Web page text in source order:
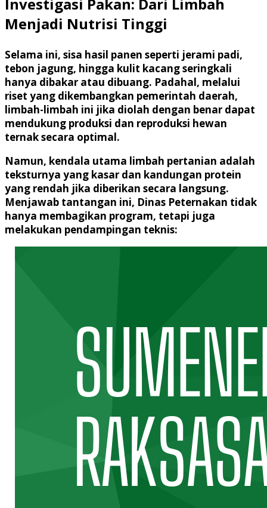
Menjadi Nutrisi Tinggi
Selama ini, sisa hasil panen seperti jerami padi,
tebon jagung, hingga kulit kacang seringkali
hanya dibakar atau dibuang. Padahal, melalui
riset yang dikembangkan pemerintah daerah,
limbah-limbah ini jika diolah dengan benar dapat
mendukung produksi dan reproduksi hewan
ternak secara optimal.
Namun, kendala utama limbah pertanian adalah
teksturnya yang kasar dan kandungan protein
yang rendah jika diberikan secara langsung.
Menjawab tantangan ini, Dinas Peternakan tidak
hanya membagikan program, tetapi juga
melakukan pendampingan teknis: